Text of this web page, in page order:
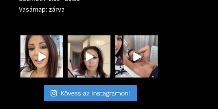
Vasárnap: zárva